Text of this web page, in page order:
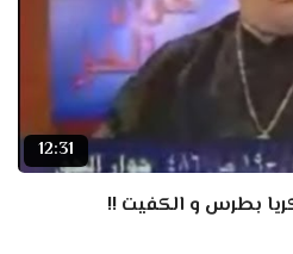
12:31
بطرس و الكفيت !!